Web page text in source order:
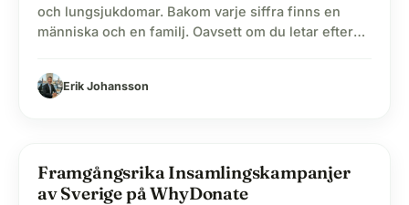
och lungsjukdomar. Bakom varje siffra finns en
människa och en familj. Oavsett om du letar efter
eller använder den vanliga sökningen hjärt och
lungfonden, är målet oftast detsamma: att hjälpa till
Erik Johansson
labelBlogg
Framgångsrika Insamlingskampanjer
av Sverige på WhyDonate